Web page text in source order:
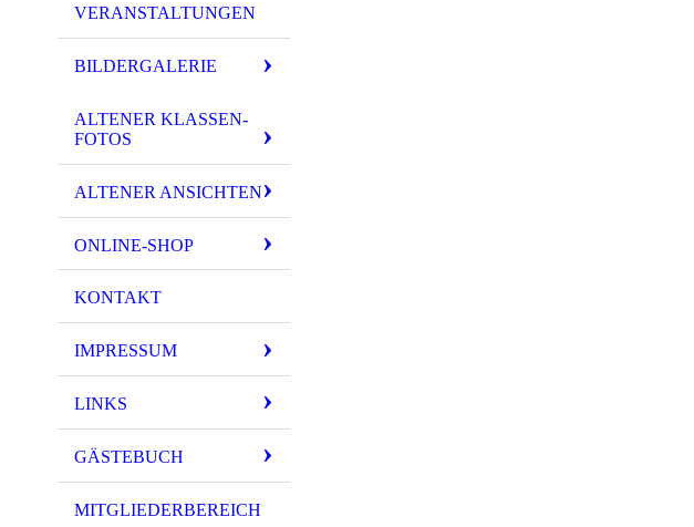
VERANSTALTUNGEN
BILDERGALERIE
ALTENER KLASSEN-
FOTOS
ALTENER ANSICHTEN
ONLINE-SHOP
KONTAKT
IMPRESSUM
LINKS
GÄSTEBUCH
MITGLIEDERBEREICH